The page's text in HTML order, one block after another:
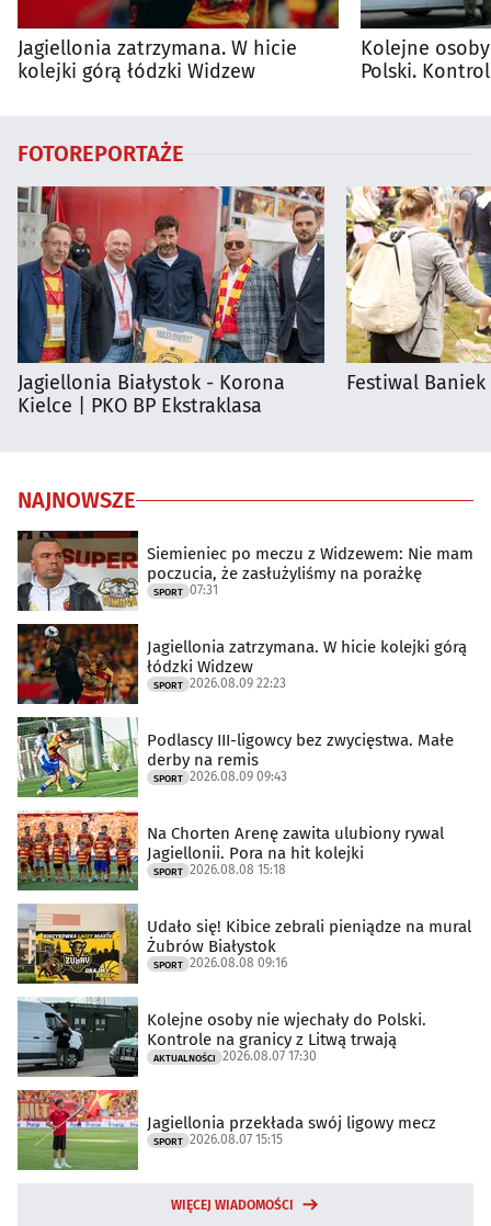
Jagiellonia zatrzymana. W hicie
kolejki górą łódzki Widzew
Kolejne
Polski.
FOTOREPORTAŻE
Jagiellonia Białystok - Korona
Kielce | PKO BP Ekstraklasa
Festiwal
NAJNOWSZE
Siemieniec po meczu z Widzewem: Nie mam
poczucia, że zasłużyliśmy na porażkę
SPORT 07:31
Jagiellonia zatrzymana. W hicie kolejki górą
łódzki Widzew
SPORT 2026.08.09 22:23
Podlascy III-ligowcy bez zwycięstwa. Małe
derby na remis
SPORT 2026.08.09 09:43
Na Chorten Arenę zawita ulubiony rywal
Jagiellonii. Pora na hit kolejki
SPORT 2026.08.08 15:18
Udało się! Kibice zebrali pieniądze na mural
Żubrów Białystok
SPORT 2026.08.08 09:16
Kolejne osoby nie wjechały do Polski.
Kontrole na granicy z Litwą trwają
AKTUALNOŚCI 2026.08.07 17:30
Jagiellonia przekłada swój ligowy mecz
SPORT 2026.08.07 15:15
WIĘCEJ WIADOMOŚCI